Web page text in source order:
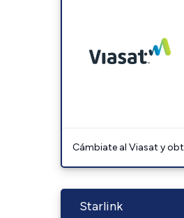
Cámbiate al Viasat y
Starlink